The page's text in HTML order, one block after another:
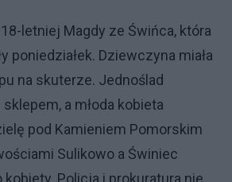
letniej Magdy ze Świńca, która
poniedziałek. Dziewczyna miała
na skuterze. Jednoślad
a młoda kobieta
pod Kamieniem Pomorskim
Sulikowo a Świniec
kobiety. Policja i prokuratura nie